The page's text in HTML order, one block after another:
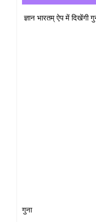
ज्ञान भारतम् ऐप में दिखेंगी
गुना